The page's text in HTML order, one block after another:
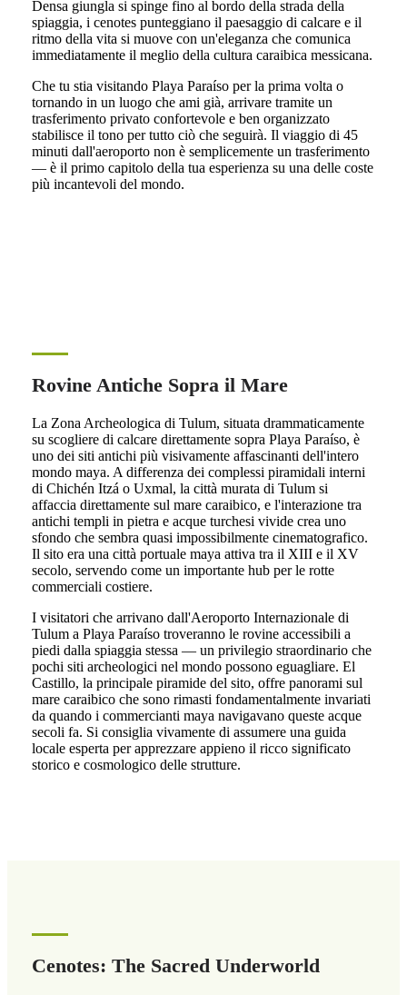
Densa giungla si spinge fino al bordo della strada della
spiaggia, i cenotes punteggiano il paesaggio di calcare e il
ritmo della vita si muove con un'eleganza che comunica
immediatamente il meglio della cultura caraibica messicana.
Che tu stia visitando Playa Paraíso per la prima volta o
tornando in un luogo che ami già, arrivare tramite un
trasferimento privato confortevole e ben organizzato
stabilisce il tono per tutto ciò che seguirà. Il viaggio di 45
minuti dall'aeroporto non è semplicemente un trasferimento
— è il primo capitolo della tua esperienza su una delle coste
più incantevoli del mondo.
Rovine Antiche Sopra il Mare
La Zona Archeologica di Tulum, situata drammaticamente
su scogliere di calcare direttamente sopra Playa Paraíso, è
uno dei siti antichi più visivamente affascinanti dell'intero
mondo maya. A differenza dei complessi piramidali interni
di Chichén Itzá o Uxmal, la città murata di Tulum si
affaccia direttamente sul mare caraibico, e l'interazione tra
antichi templi in pietra e acque turchesi vivide crea uno
sfondo che sembra quasi impossibilmente cinematografico.
Il sito era una città portuale maya attiva tra il XIII e il XV
secolo, servendo come un importante hub per le rotte
commerciali costiere.
I visitatori che arrivano dall'Aeroporto Internazionale di
Tulum a Playa Paraíso troveranno le rovine accessibili a
piedi dalla spiaggia stessa — un privilegio straordinario che
pochi siti archeologici nel mondo possono eguagliare. El
Castillo, la principale piramide del sito, offre panorami sul
mare caraibico che sono rimasti fondamentalmente invariati
da quando i commercianti maya navigavano queste acque
secoli fa. Si consiglia vivamente di assumere una guida
locale esperta per apprezzare appieno il ricco significato
storico e cosmologico delle strutture.
Cenotes: The Sacred Underworld